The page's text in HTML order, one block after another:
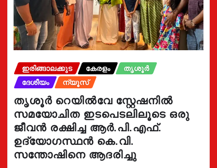
ഇരിങ്ങാലക്കുട കേരളം
തൃശൂർ
ദേശീയം
ന്യൂസ്
തൃശൂർ റെയിൽവേ സ്റ്റേഷനിൽ
സമയോചിത ഇടപെടലിലൂടെ ഒരു
ജീവൻ രക്ഷിച്ച ആർ.പി.എഫ്.
ഉദ്യോഗസ്ഥൻ കെ.വി.
സന്തോഷിനെ ആദരിച്ചു